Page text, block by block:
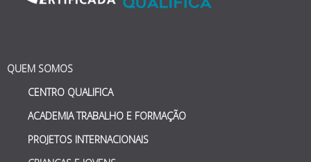
QUEM SOMOS
CENTRO QUALIFICA
ACADEMIA TRABALHO E FORMAÇÃO
PROJETOS INTERNACIONAIS